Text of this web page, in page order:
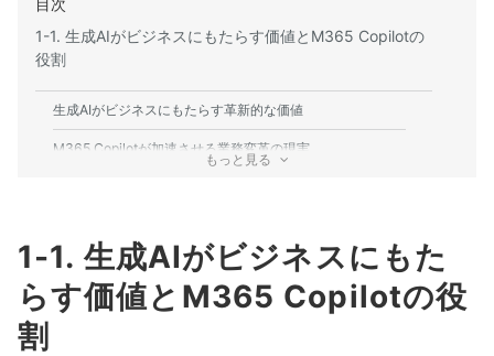
目次
1-1. 生成AIがビジネスにもたらす価値とM365 Copilotの
役割
生成AIがビジネスにもたらす革新的な価値
M365 Copilotが加速させる業務変革の現実
なぜContext IQがM365 Copilotに不可欠なのか？
Context IQが実現する「データとコンテキストの融合」
もっと見る
1-1. 生成AIがビジネスにもた
らす価値とM365 Copilotの役
割